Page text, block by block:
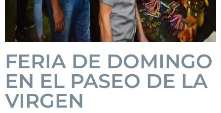
FERIA DE DOMINGO
EN EL PASEO DE LA
VIRGEN